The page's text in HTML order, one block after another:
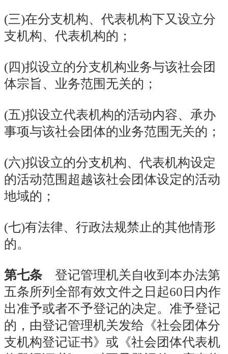
(三)在分支机构、代表机构下又设立分
支机构、代表机构的；
(四)拟设立的分支机构业务与该社会团
体宗旨、业务范围无关的；
(五)拟设立代表机构的活动内容、承办
事项与该社会团体的业务范围无关的；
(六)拟设立的分支机构、代表机构设定
的活动范围超越该社会团体设定的活动
地域的；
(七)有法律、行政法规禁止的其他情形
的。
第七条 登记管理机关自收到本办法第
五条所列全部有效文件之日起60日内作
出准予或者不予登记的决定。准予登记
的，由登记管理机关发给《社会团体分
支机构登记证书》或《社会团体代表机